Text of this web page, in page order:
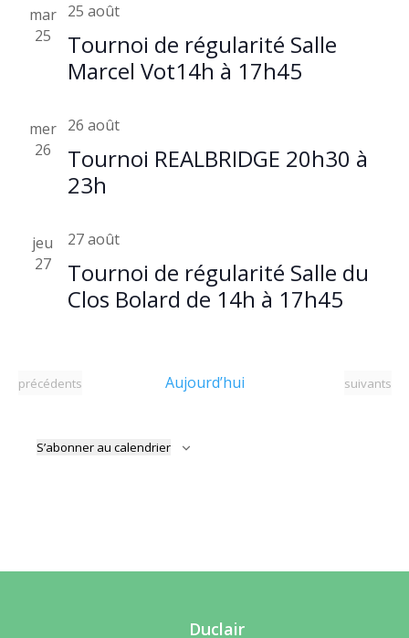
mar
25
25 août
Tournoi de régularité Salle
Marcel Vot14h à 17h45
mer
26
26 août
Tournoi REALBRIDGE 20h30 à
23h
jeu
27
27 août
Tournoi de régularité Salle du
Clos Bolard de 14h à 17h45
Évènements
précédents Aujourd’hui suivants
S’abonner au calendrier
Duclair